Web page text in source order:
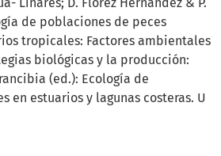
de poblaciones de peces
tropicales: Factores ambientales
biológicas y la producción:
(ed.): Ecología de
en estuarios y lagunas costeras. U